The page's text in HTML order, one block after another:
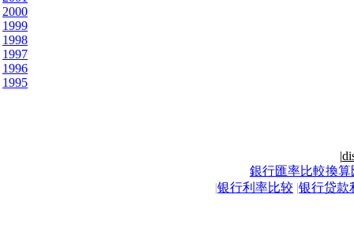
2000
1999
1998
1997
1996
1995
|
銀行匯率比較換算
|银行利率比较 |银行贷款